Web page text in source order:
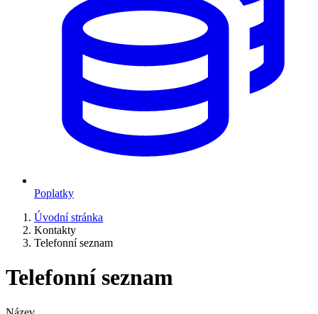
Poplatky
Úvodní stránka
Kontakty
Telefonní seznam
Telefonní seznam